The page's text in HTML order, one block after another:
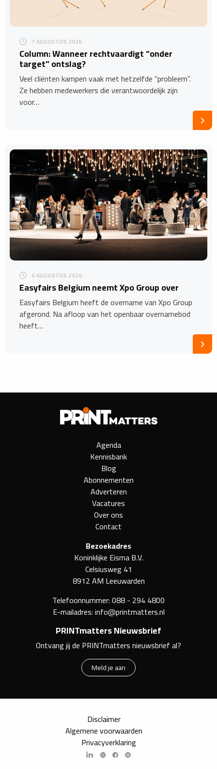
7 AUGUSTUS 2026
Column: Wanneer rechtvaardigt “onder
target” ontslag?
Veel cliënten kampen vaak met hetzelfde “probleem”.
Ze hebben medewerkers die verantwoordelijk zijn
voor…
6 AUGUSTUS 2026
Easyfairs Belgium neemt Xpo Group over
Easyfairs Belgium heeft de overname van Xpo Group
afgerond. Na afloop van het openbaar overnamebod
heeft…
Agenda
Kennisbank
Blog
Abonnementen
Adverteren
Vacatures
Over ons
Contact
Bezoekadres
Koninklijke Eisma B.V.
Celsiusweg 41
8912 AM Leeuwarden
Telefoonnummer:088 - 294 4800
E-mailadres:info@printmatters.nl
PRINTmatters Nieuwsbrief
Ontvang jij de PRINTmatters nieuwsbrief al?
Meld je aan
Disclaimer
Algemene voorwaarden
Privacyverklaring